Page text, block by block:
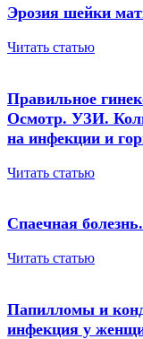
Эрозия шейки
Читать статью
Правильное
Осмотр. УЗИ.
на инфекции и
Читать статью
Спаечная
Читать статью
Папилломы и
инфекция у